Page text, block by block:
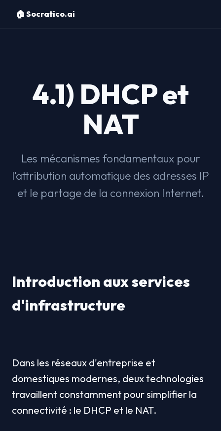
🏠 Socratico.ai
4.1) DHCP et
NAT
Les mécanismes fondamentaux pour
l'attribution automatique des adresses IP
et le partage de la connexion Internet.
Introduction aux services
d'infrastructure
Dans les réseaux d'entreprise et
domestiques modernes, deux technologies
travaillent constamment pour simplifier la
connectivité : le DHCP et le NAT.